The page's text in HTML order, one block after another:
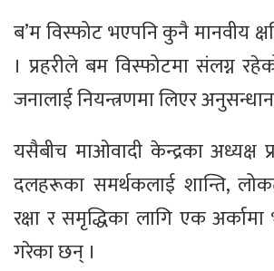
ब’म विस्फोट भएपनि कुनै मानवीय
। प्रहरीले बम विस्फोटमा संलग्न
जनालाई नियन्त्रणमा लिएर
यसैबीच माओवादी केन्द्रका अध्यक्ष
दलहरूका समर्थकलाई शान्ति,
रक्षा र समृद्धिका लागि एक
गरेका छन् ।